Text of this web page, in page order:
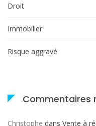
Droit
Immobilier
Risque aggravé
Commentaires
Christophe dans Vente à